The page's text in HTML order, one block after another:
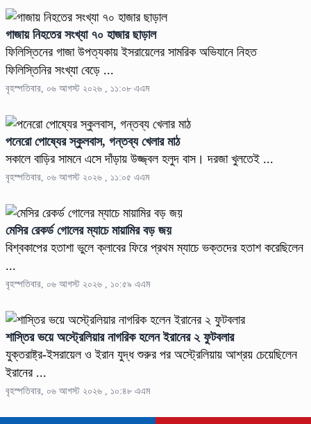
গাজায় নিহতের সংখ্যা ৭০ হাজার ছাড়াল
ফিলিস্তিনের গাজা উপত্যকায় ইসরায়েলের সামরিক অভিযানে নিহত
ফিলিস্তিনির সংখ্যা বেড়ে ...
বৃহস্পতিবার, ০৬ আগস্ট ২০২৬ , ১১:০৮ এএম
পনেরো পোষ্যের স্কুলবাস, গন্তব্য খেলার মাঠ
সকালে বাড়ির সামনে এসে দাঁড়ায় উজ্জ্বল হলুদ বাস। দরজা খুলতেই ...
বৃহস্পতিবার, ০৬ আগস্ট ২০২৬ , ১১:০৫ এএম
মেসির রেকর্ড গোলের ম্যাচে মায়ামির বড় জয়
বিশ্বকাপের হতাশা ভুলে ক্লাবের ফিরে প্রথম ম্যাচে ভক্তদের হতাশ করেছিলেন
...
বৃহস্পতিবার, ০৬ আগস্ট ২০২৬ , ১০:৫৯ এএম
শাস্তির ভয়ে অস্ট্রেলিয়ার নাগরিক হলেন ইরানের ২ ফুটবলার
যুক্তরাষ্ট্র-ইসরায়েল ও ইরান যুদ্ধ শুরুর পর অস্ট্রেলিয়ায় আশ্রয় চেয়েছিলেন
ইরানের ...
বৃহস্পতিবার, ০৬ আগস্ট ২০২৬ , ১০:৪৮ এএম